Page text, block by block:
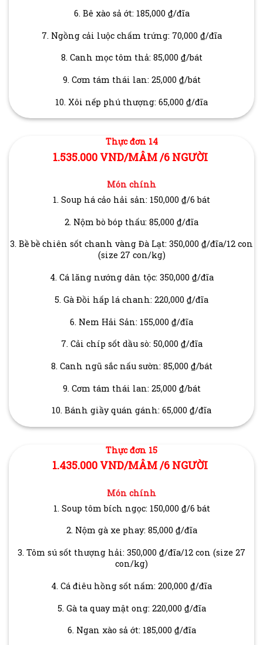
6. Bê xào sả ớt: 185,000 ₫/đĩa
7. Ngồng cải luộc chấm trứng: 70,000 ₫/đĩa
8. Canh mọc tôm thả: 85,000 ₫/bát
9. Cơm tám thái lan: 25,000 ₫/bát
10. Xôi nếp phú thượng: 65,000 ₫/đĩa
Thực đơn 14
1.535.000 VND/MÂM /6 NGƯỜI
Món chính
1. Soup há cảo hải sản: 150,000 ₫/6 bát
2. Nộm bò bóp thấu: 85,000 ₫/đĩa
3. Bề bề chiên sốt chanh vàng Đà Lạt: 350,000 ₫/đĩa/12 con
(size 27 con/kg)
4. Cá lăng nướng dân tộc: 350,000 ₫/đĩa
5. Gà Đồi hấp lá chanh: 220,000 ₫/đĩa
6. Nem Hải Sản: 155,000 ₫/đĩa
7. Cải chíp sốt dầu sò: 50,000 ₫/đĩa
8. Canh ngũ sắc nấu sườn: 85,000 ₫/bát
9. Cơm tám thái lan: 25,000 ₫/bát
10. Bánh giầy quán gánh: 65,000 ₫/đĩa
Thực đơn 15
1.435.000 VND/MÂM /6 NGƯỜI
Món chính
1. Soup tôm bích ngọc: 150,000 ₫/6 bát
2. Nộm gà xe phay: 85,000 ₫/đĩa
3. Tôm sú sốt thượng hải: 350,000 ₫/đĩa/12 con (size 27
con/kg)
4. Cá điêu hồng sốt nấm: 200,000 ₫/đĩa
5. Gà ta quay mật ong: 220,000 ₫/đĩa
6. Ngan xào sả ớt: 185,000 ₫/đĩa